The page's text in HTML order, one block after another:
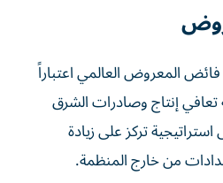
المعروض العالمي اعتباراً
إنتاج وصادرات الشرق
تركز على زيادة
من خارج المنظمة.